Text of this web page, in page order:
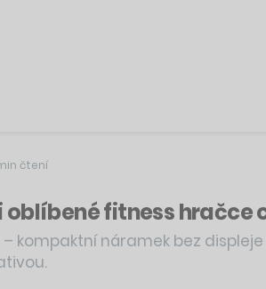
čtení
fitness
kompaktní náramek bez